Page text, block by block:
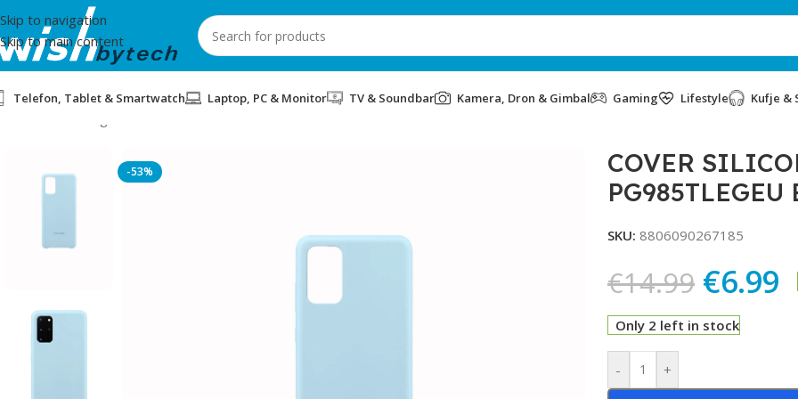
Skip to navigation
Skip to main content
Telefon, Tablet & Smartwatch Laptop, PC & Monitor TV & Soundbar Kamera, Dron & Gimbal Gaming Lifestyle Kufje &
-53%
COVER
PG985TLEGEU
SKU: 8806090267185
€14.99 €6.99
Only 2 left in stock
- +
Alternative: